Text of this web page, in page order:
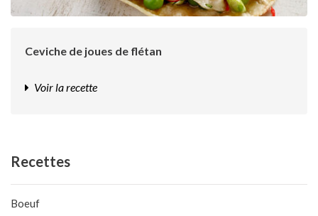
Ceviche de joues de flétan
Voir la recette
Recettes
Boeuf